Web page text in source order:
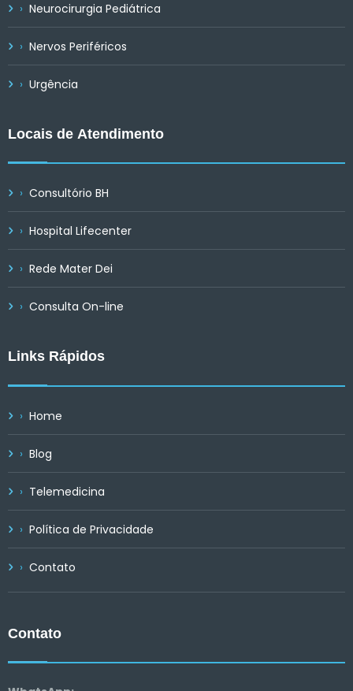
Neurocirurgia Pediátrica
Nervos Periféricos
Urgência
Locais de Atendimento
Consultório BH
Hospital Lifecenter
Rede Mater Dei
Consulta On-line
Links Rápidos
Home
Blog
Telemedicina
Política de Privacidade
Contato
Contato